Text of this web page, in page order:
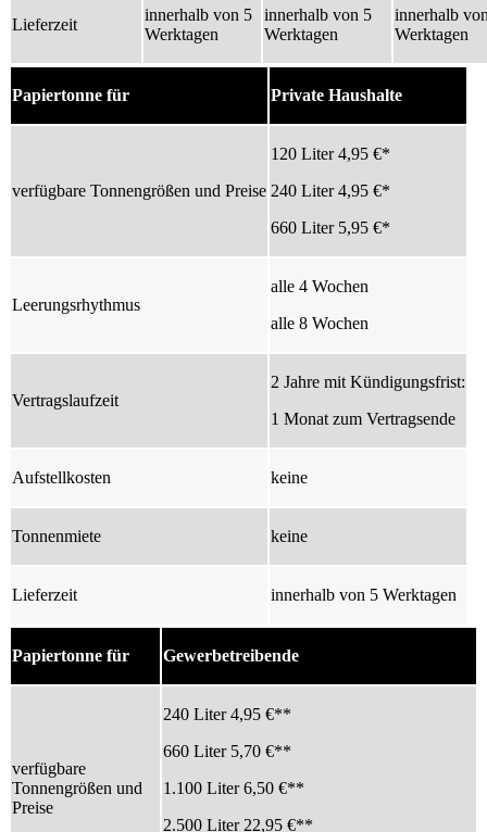
Lieferzeit
innerhalb von 5
Werktagen
innerhalb von 5
Werktagen
innerhalb
Werktagen
Papiertonne für Private Haushalte
verfügbare Tonnengrößen und Preise
120 Liter 4,95 €*
240 Liter 4,95 €*
660 Liter 5,95 €*
Leerungsrhythmus
alle 4 Wochen
alle 8 Wochen
Vertragslaufzeit
2 Jahre mit Kündigungsfrist:
1 Monat zum Vertragsende
Aufstellkosten keine
Tonnenmiete keine
Lieferzeit innerhalb von 5 Werktagen
Papiertonne für Gewerbetreibende
verfügbare
Tonnengrößen und
Preise
240 Liter 4,95 €**
660 Liter 5,70 €**
1.100 Liter 6,50 €**
2.500 Liter 22,95 €**